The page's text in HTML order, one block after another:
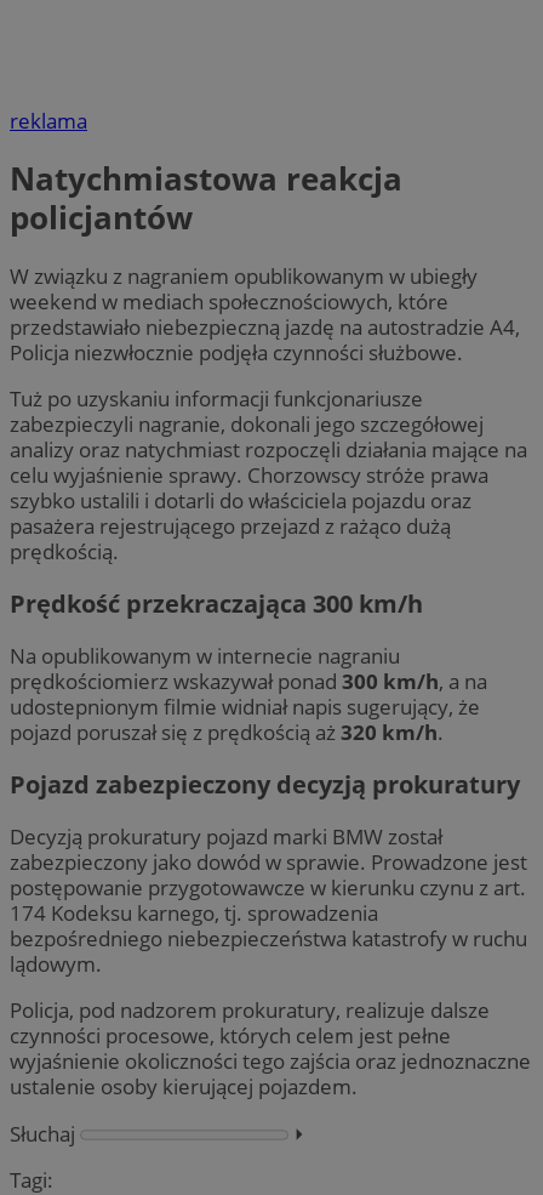
reklama
Natychmiastowa reakcja
policjantów
W związku z nagraniem opublikowanym w ubiegły
weekend w mediach społecznościowych, które
przedstawiało niebezpieczną jazdę na autostradzie A4,
Policja niezwłocznie podjęła czynności służbowe.
Tuż po uzyskaniu informacji funkcjonariusze
zabezpieczyli nagranie, dokonali jego szczegółowej
analizy oraz natychmiast rozpoczęli działania mające na
celu wyjaśnienie sprawy. Chorzowscy stróże prawa
szybko ustalili i dotarli do właściciela pojazdu oraz
pasażera rejestrującego przejazd z rażąco dużą
prędkością.
Prędkość przekraczająca 300 km/h
Na opublikowanym w internecie nagraniu
prędkościomierz wskazywał ponad 300 km/h, a na
udostepnionym filmie widniał napis sugerujący, że
pojazd poruszał się z prędkością aż320 km/h.
Pojazd zabezpieczony decyzją prokuratury
Decyzją prokuratury pojazd marki BMW został
zabezpieczony jako dowód w sprawie. Prowadzone jest
postępowanie przygotowawcze w kierunku czynu z art.
174 Kodeksu karnego, tj. sprowadzenia
bezpośredniego niebezpieczeństwa katastrofy w ruchu
lądowym.
Policja, pod nadzorem prokuratury, realizuje dalsze
czynności procesowe, których celem jest pełne
wyjaśnienie okoliczności tego zajścia oraz jednoznaczne
ustalenie osoby kierującej pojazdem.
Słuchaj
⏵︎
Tagi: